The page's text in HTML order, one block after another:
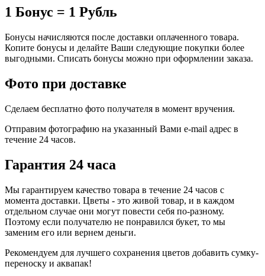
1 Бонус = 1 Рубль
Бонусы начисляются после доставки оплаченного товара.
Копите бонусы и делайте Ваши следующие покупки более
выгодными. Списать бонусы можно при оформлении заказа.
Фото при доставке
Сделаем бесплатно фото получателя в момент вручения.
Отправим фотографию на указанный Вами e-mail адрес в
течение 24 часов.
Гарантия 24 часа
Мы гарантируем качество товара в течение 24 часов с
момента доставки. Цветы - это живой товар, и в каждом
отдельном случае они могут повести себя по-разному.
Поэтому если получателю не понравился букет, то мы
заменим его или вернем деньги.
Рекомендуем для лучшего сохранения цветов добавить сумку-
переноску и аквапак!